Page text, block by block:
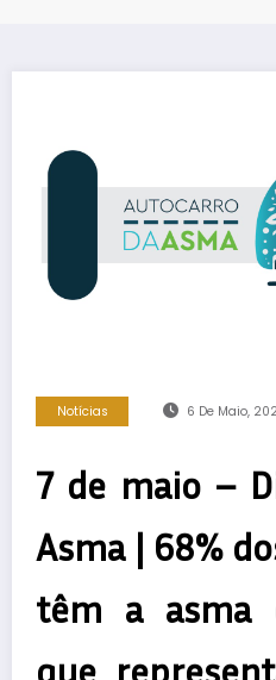
Notícias 6 De Maio,
7 de maio –
Asma | 68%
têm a asma
que